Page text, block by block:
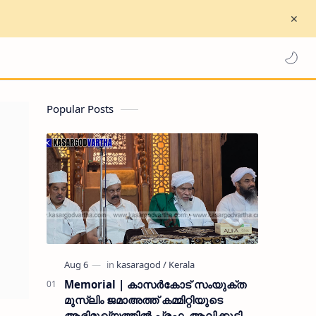
Popular Posts
Memorial | കാസർകോട് സംയുക്ത
മുസ്ലിം ജമാഅത്ത് കമ്മിറ്റിയുടെ